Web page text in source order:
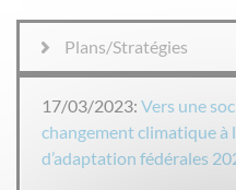
Plans/Stratégies
17/03/2023: Vers une
changement climatique à
d’adaptation fédérales